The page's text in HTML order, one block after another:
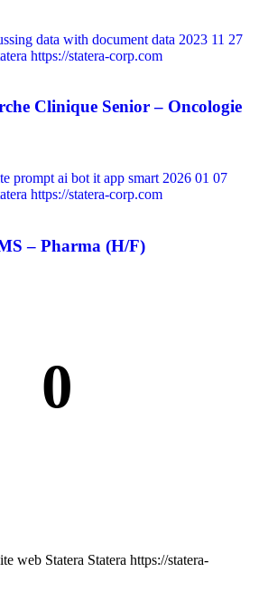
Clinique Senior – Oncologie
– Pharma (H/F)
0